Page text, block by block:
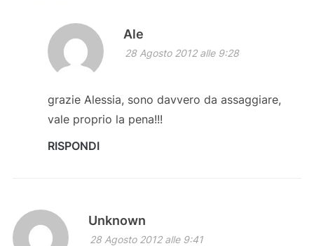
Ale
28 Agosto 2012 alle 9:28
grazie Alessia, sono davvero da assaggiare,
vale proprio la pena!!!
RISPONDI
Unknown
28 Agosto 2012 alle 9:41